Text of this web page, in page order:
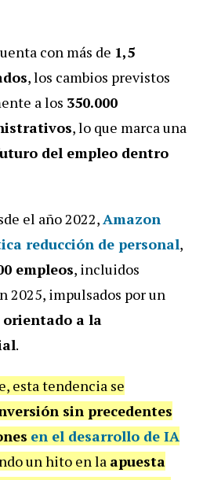
con más de 1,5
, los cambios previstos
a los 350.000
, lo que marca una
del empleo dentro
el año 2022,Amazon
reducción de personal,
empleos, incluidos
2025, impulsados por un
a la
.
esta tendencia se
sin precedentes
en el desarrollo de IA
un hito en la apuesta